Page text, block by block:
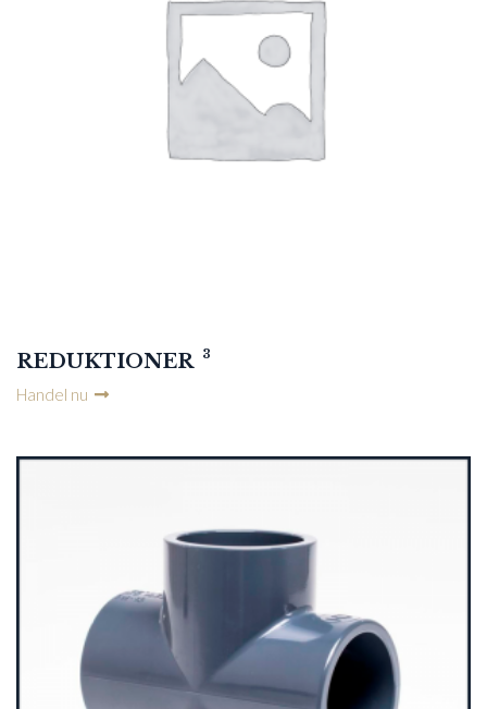
REDUKTIONER 3
Handel nu